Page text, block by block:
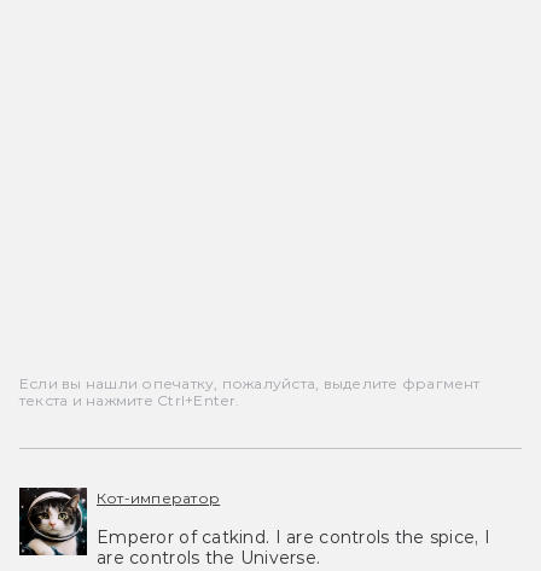
Если вы нашли опечатку, пожалуйста, выделите фрагмент
текста и нажмите Ctrl+Enter.
Кот-император
Emperor of catkind. I are controls the spice, I
are controls the Universe.